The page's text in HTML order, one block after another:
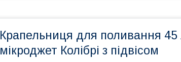
Крапельниця для поливання 45
мікроджет Колібрі з підвісом